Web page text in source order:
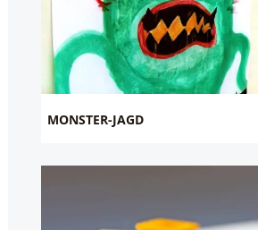
MONSTER-JAGD